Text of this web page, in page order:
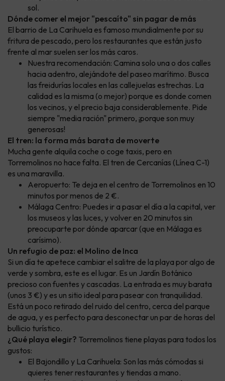
sol.
Dónde comer el mejor "pescaíto" sin pagar de más
El barrio de La Carihuela es famoso mundialmente por su
fritura de pescado, pero los restaurantes que están justo
frente al mar suelen ser los más caros.
Nuestra recomendación: Camina solo una o dos calles
hacia adentro, alejándote del paseo marítimo. Busca
las freidurías locales en las callejuelas estrechas. La
calidad es la misma (o mejor) porque es donde comen
los vecinos, y el precio baja considerablemente. Pide
siempre "media ración" primero, ¡porque son muy
generosas!
El tren: la forma más barata de moverte
Mucha gente alquila coche o coge taxis, pero en
Torremolinos no hace falta. El tren de Cercanías (Línea C-1)
es una maravilla.
Aeropuerto: Te deja en el centro de Torremolinos en 10
minutos por menos de 2 €.
Málaga Centro: Puedes ir a pasar el día a la capital, ver
los museos y las luces, y volver en 20 minutos sin
preocuparte por dónde aparcar (que en Málaga es
carísimo).
Un refugio de paz: el Molino de Inca
Si un día te apetece cambiar el salitre de la playa por algo de
verde y sombra, este es el lugar. Es un Jardín Botánico
precioso con fuentes y cascadas. La entrada es muy barata
(unos 3 €) y es un sitio ideal para pasear con tranquilidad.
Está un poco retirado del ruido del centro, cerca del parque
de agua, y es perfecto para desconectar un par de horas del
bullicio turístico.
¿Qué playa elegir? Torremolinos tiene playas para todos los
gustos:
El Bajondillo y La Carihuela: Son las más cómodas si
quieres tener restaurantes y tiendas a mano.